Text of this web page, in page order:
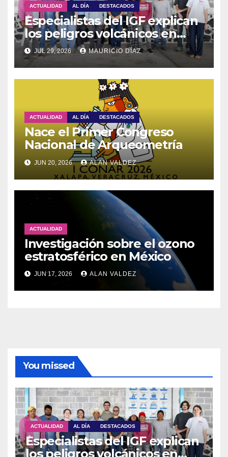
ACTUALIDAD AL DÍA DESTACADOS
Especialistas del IGF explican
los peligros volcánicos en
Guadalupe Huexocuapan
JUL 29, 2026 MAURICIO DÍAZ
ACTUALIDAD AL DÍA DESTACADOS
Nace el Primer Congreso
Nacional de Arqueometría
JUN 20, 2026 ALAN VALDEZ
ACTUALIDAD
Investigación sobre el ozono
estratosférico en México
JUN 17, 2026 ALAN VALDEZ
You missed
ACTUALIDAD AL DÍA DESTACADOS
Especialistas del IGF explican
los peligros volcánicos en